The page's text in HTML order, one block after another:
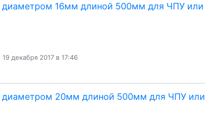
диаметром 16мм длиной 500мм для ЧПУ или
декабря 2017 в 17:46
диаметром 20мм длиной 500мм для ЧПУ или